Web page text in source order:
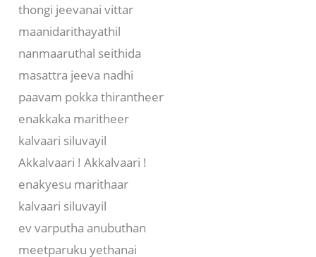
thongi jeevanai vittar
maanidarithayathil
nanmaaruthal seithida
masattra jeeva nadhi
paavam pokka thirantheer
enakkaka maritheer
kalvaari siluvayil
Akkalvaari ! Akkalvaari !
enakyesu marithaar
kalvaari siluvayil
ev varputha anubuthan
meetparuku yethanai